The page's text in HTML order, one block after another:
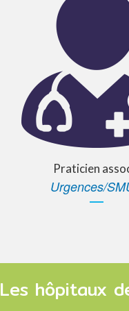
Praticien
Urgences/
Les hôpitaux